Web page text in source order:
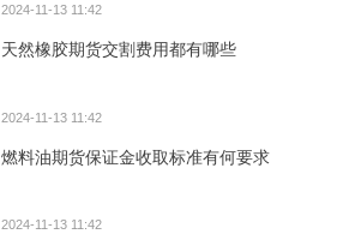
2024-11-13 11:42
天然橡胶期货交割费用都有哪些
2024-11-13 11:42
燃料油期货保证金收取标准有何要求
2024-11-13 11:42